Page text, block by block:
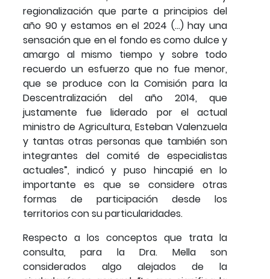
regionalización que parte a principios del
año 90 y estamos en el 2024 (…) hay una
sensación que en el fondo es como dulce y
amargo al mismo tiempo y sobre todo
recuerdo un esfuerzo que no fue menor,
que se produce con la Comisión para la
Descentralización del año 2014, que
justamente fue liderado por el actual
ministro de Agricultura, Esteban Valenzuela
y tantas otras personas que también son
integrantes del comité de especialistas
actuales”, indicó y puso hincapié en lo
importante es que se considere otras
formas de participación desde los
territorios con su particularidades.
Respecto a los conceptos que trata la
consulta, para la Dra. Mella son
considerados algo alejados de la